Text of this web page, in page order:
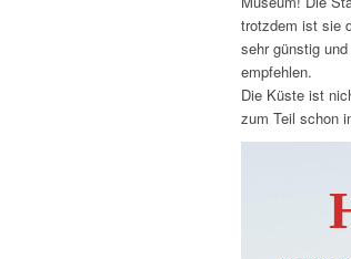
trotzdem ist sie
sehr günstig
empfehlen.
Die Küste ist
zum Teil schon